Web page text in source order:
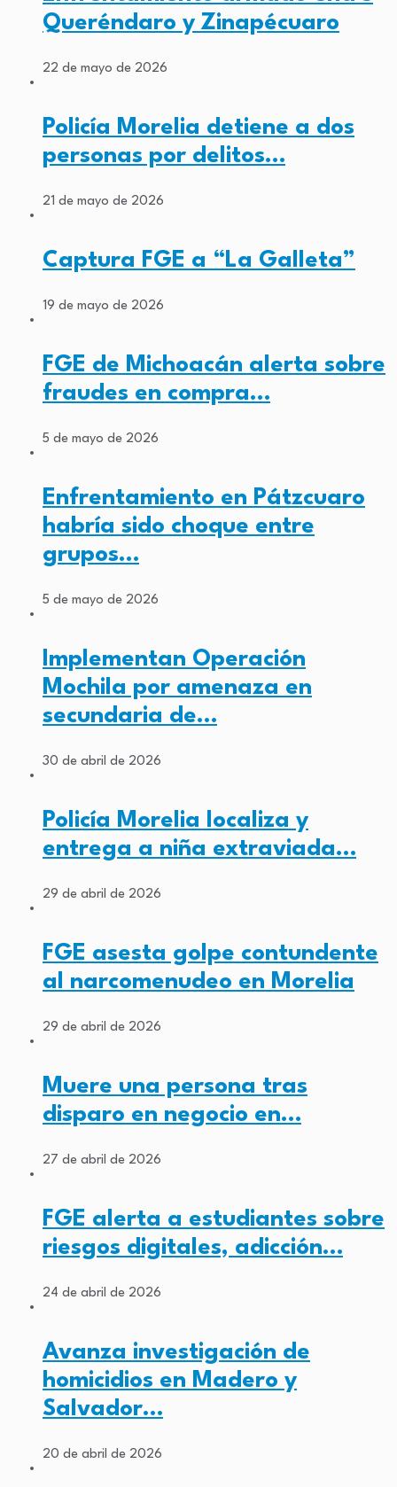
Queréndaro y Zinapécuaro
22 de mayo de 2026
Policía Morelia detiene a dos
personas por delitos…
21 de mayo de 2026
Captura FGE a “La Galleta”
19 de mayo de 2026
FGE de Michoacán alerta sobre
fraudes en compra…
5 de mayo de 2026
Enfrentamiento en Pátzcuaro
habría sido choque entre
grupos…
5 de mayo de 2026
Implementan Operación
Mochila por amenaza en
secundaria de…
30 de abril de 2026
Policía Morelia localiza y
entrega a niña extraviada…
29 de abril de 2026
FGE asesta golpe contundente
al narcomenudeo en Morelia
29 de abril de 2026
Muere una persona tras
disparo en negocio en…
27 de abril de 2026
FGE alerta a estudiantes sobre
riesgos digitales, adicción…
24 de abril de 2026
Avanza investigación de
homicidios en Madero y
Salvador…
20 de abril de 2026